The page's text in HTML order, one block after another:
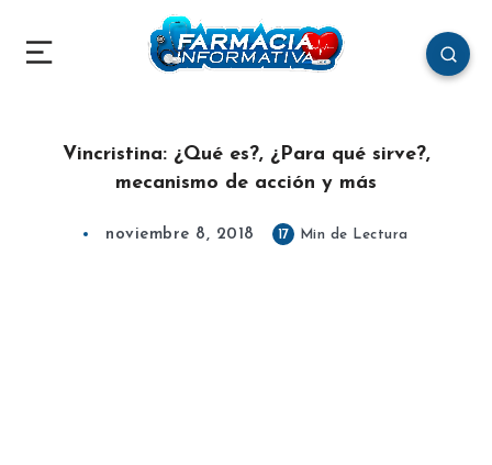
Vincristina: ¿Qué es?, ¿Para qué sirve?,
mecanismo de acción y más
noviembre 8, 2018 17 Min de Lectura